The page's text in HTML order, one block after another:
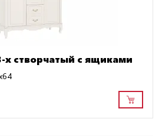
створчатый с ящиками